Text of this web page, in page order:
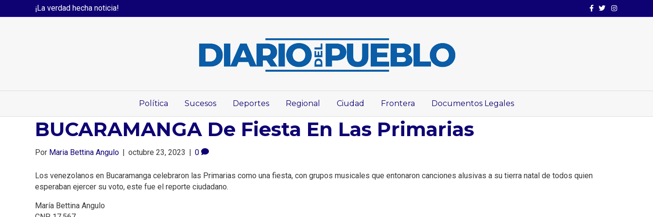
¡La verdad hecha noticia! Facebook
TwitterInstagram
Política Sucesos Deportes Regional Ciudad Frontera Documentos Legales
BUCARAMANGA De Fiesta En Las Primarias
Por Maria Bettina Angulo | octubre 23, 2023 | 0
Los venezolanos en Bucaramanga celebraron las Primarias como una fiesta, con grupos musicales que entonaron canciones alusivas a su tierra natal de todos quien
esperaban ejercer su voto, este fue el reporte ciudadano.
María Bettina Angulo